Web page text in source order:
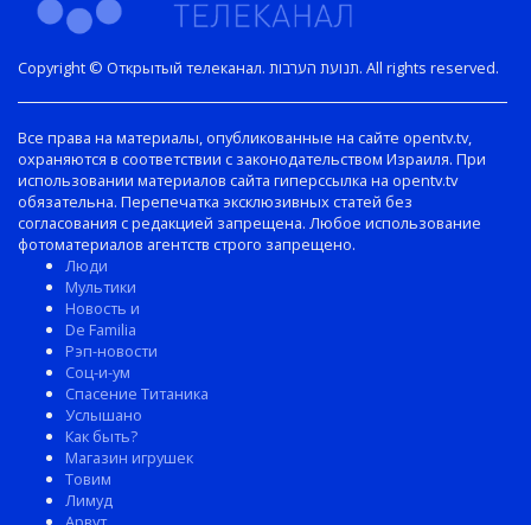
Copyright © Открытый телеканал. תנועת הערבות. All rights reserved.
Все права на материалы, опубликованные на сайте opentv.tv,
охраняются в соответствии с законодательством Израиля. При
использовании материалов сайта гиперссылка на opentv.tv
обязательна. Перепечатка эксклюзивных статей без
согласования с редакцией запрещена. Любое использование
фотоматериалов агентств строго запрещено.
Люди
Мультики
Новость и
De Familia
Рэп-новости
Соц-и-ум
Спасение Титаника
Услышано
Как быть?
Магазин игрушек
Товим
Лимуд